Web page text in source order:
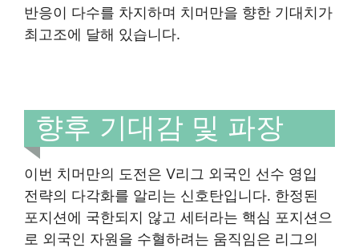
반응이 다수를 차지하며 치머만을 향한 기대치가
최고조에 달해 있습니다.
향후 기대감 및 파장
이번 치머만의 도전은 V리그 외국인 선수 영입
전략의 다각화를 알리는 신호탄입니다. 한정된
포지션에 국한되지 않고 세터라는 핵심 포지션으
로 외국인 자원을 수혈하려는 움직임은 리그의